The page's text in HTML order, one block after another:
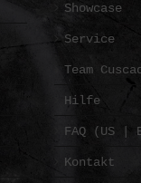
Showcase
Service
Team
Hilfe
FAQ (US |
Kontakt